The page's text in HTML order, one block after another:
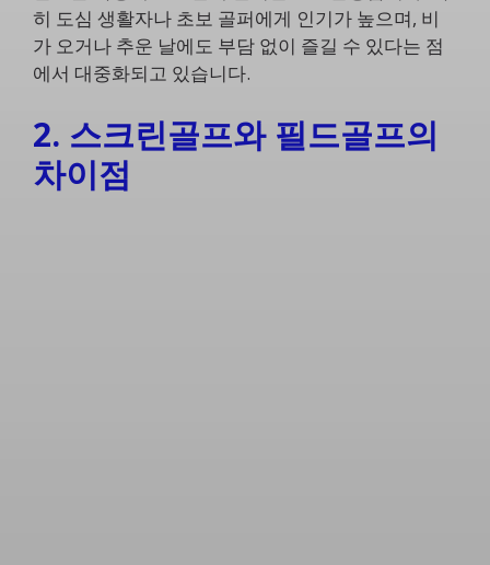
히 도심 생활자나 초보 골퍼에게 인기가 높으며, 비
가 오거나 추운 날에도 부담 없이 즐길 수 있다는 점
에서 대중화되고 있습니다.
2. 스크린골프와 필드골프의
차이점